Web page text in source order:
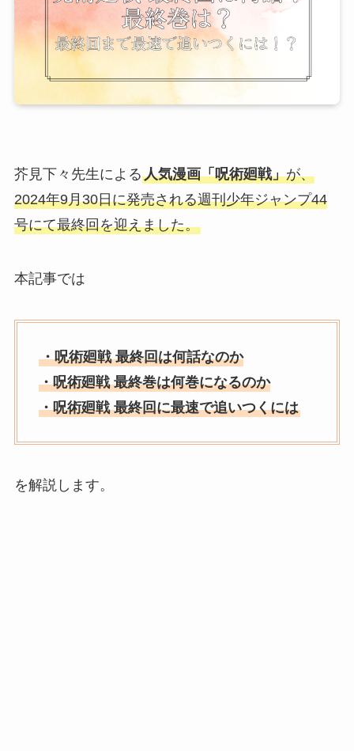
芥見下々先生による人気漫画「呪術廻戦」が、
2024年9月30日に発売される週刊少年ジャンプ44
号にて最終回を迎えました。
本記事では
・呪術廻戦 最終回は何話なのか
・呪術廻戦 最終巻は何巻になるのか
・呪術廻戦 最終回に最速で追いつくには
を解説します。